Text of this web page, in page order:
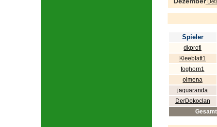
Spieler
dkprofi
Kleeblatt1
foghorn1
olmena
jaquaranda
DerDokoclan
Gesamt